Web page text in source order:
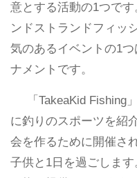
意とする活動の1つで
ンドストランドフィッ
気のあるイベントの1
ナメントです。
「TakeaKid Fishing
に釣りのスポーツを紹
会を作るために開催さ
子供と1日を過ごしま